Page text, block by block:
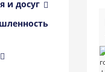
и досуг